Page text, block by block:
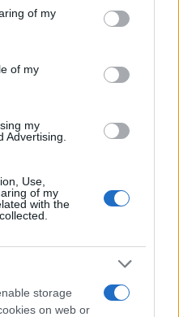
You may click to
and its third-party tags to
purposes in below Google
of my
of my
my
Advertising.
Use,
of my
with the
storage
on web or
🐰
passi